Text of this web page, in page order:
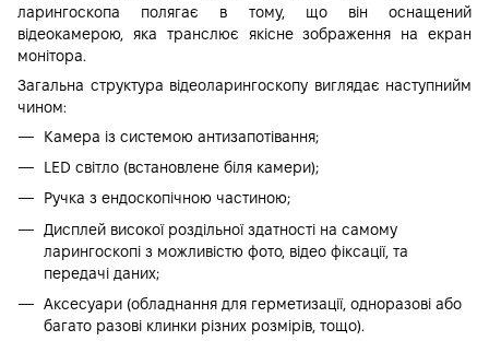
ларингоскопа полягає в тому, що він оснащений
відеокамерою, яка транслює якісне зображення на екран
монітора.
Загальна структура відеоларингоскопу виглядає наступнийм
чином:
Камера із системою антизапотівання;
LED світло (встановлене біля камери);
Ручка з ендоскопічною частиною;
Дисплей високої роздільної здатності на самому
ларингоскопі з можливістю фото, відео фіксації, та
передачі даних;
Аксесуари (обладнання для герметизації, одноразові або
багато разові клинки різних розмірів, тощо).